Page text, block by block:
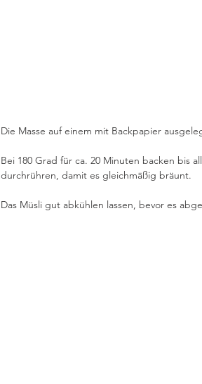
Die Masse auf einem mit Backpapier
Bei 180 Grad für ca. 20 Minuten backen bis
durchrühren, damit es gleichmäßig bräunt.
Das Müsli gut abkühlen lassen, bevor es